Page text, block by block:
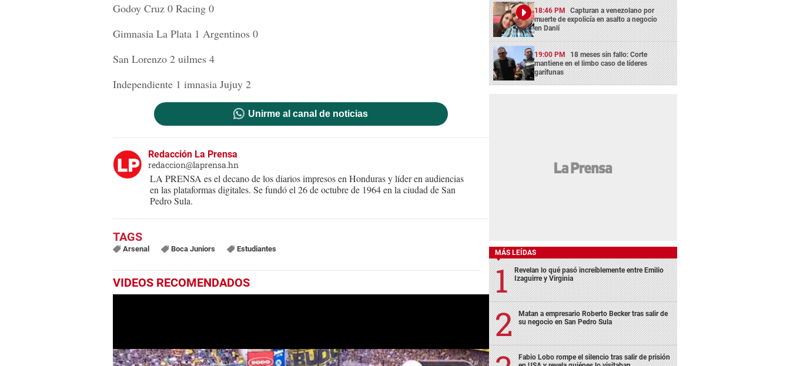
Godoy Cruz 0 Racing 0
Gimnasia La Plata 1 Argentinos 0
San Lorenzo 2 uilmes 4
Independiente 1 imnasia Jujuy 2
Unirme al canal de noticias
Redacción La Prensa
redaccion@laprensa.hn
LA PRENSA es el decano de los diarios impresos en Honduras y líder en audiencias
en las plataformas digitales. Se fundó el 26 de octubre de 1964 en la ciudad de San
Pedro Sula.
Arsenal Boca Juniors Estudiantes
VIDEOS RECOMENDADOS
18:46 PM Capturan a venezolano por
muerte de expolicía en asalto a negocio
en Danlí
19:00 PM 18 meses sin fallo: Corte
mantiene en el limbo caso de líderes
garífunas
MÁS LEÍDAS
Revelan lo qué pasó increíblemente entre Emilio
Izaguirre y Virginia
Matan a empresario Roberto Becker tras salir de
su negocio en San Pedro Sula
Fabio Lobo rompe el silencio tras salir de prisión